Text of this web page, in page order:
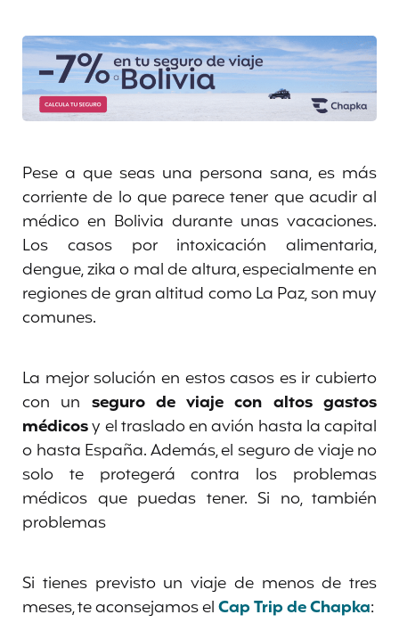
Pese a que seas una persona sana, es más
corriente de lo que parece tener que acudir al
médico en Bolivia durante unas vacaciones.
Los casos por intoxicación alimentaria,
dengue, zika o mal de altura, especialmente en
regiones de gran altitud como La Paz, son muy
comunes.
La mejor solución en estos casos es ir cubierto
con un seguro de viaje con altos gastos
médicosy el traslado en avión hasta la capital
o hasta España. Además, el seguro de viaje no
solo te protegerá contra los problemas
médicos que puedas tener. Si no, también
problemas
Si tienes previsto un viaje de menos de tres
meses, te aconsejamos elCap Trip de Chapka: